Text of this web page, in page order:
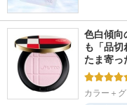
色白傾向
も「品
たま寄
カラー＋